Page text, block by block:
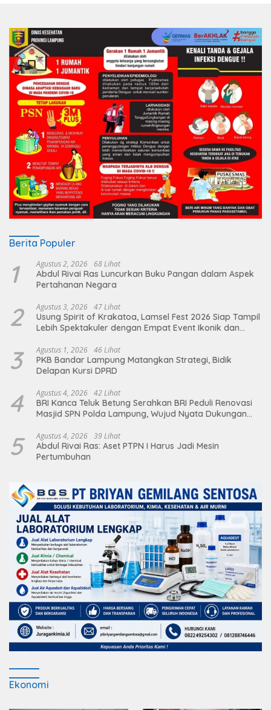
Berita Populer
1 Agustus 2, 2026 68 Lihat
Abdul Rivai Ras Luncurkan Buku Pangan dalam Aspek
Pertahanan Negara
2 Agustus 3, 2026 47 Lihat
Usung Spirit of Krakatoa, Lamsel Fest 2026 Siap Tampil
Lebih Spektakuler dengan Empat Event Ikonik dan
3 Agustus 1, 2026 46 Lihat
PKB Bandar Lampung Matangkan Strategi, Bidik
Delapan Kursi DPRD
4 Agustus 4, 2026 42 Lihat
BRI Kanca Teluk Betung Serahkan BRI Peduli Renovasi
Masjid SPN Polda Lampung, Wujud Nyata Dukungan
5 Agustus 4, 2026 39 Lihat
Abdul Rivai Ras: Aset PTPN I Harus Jadi Mesin
Pertumbuhan
Ekonomi